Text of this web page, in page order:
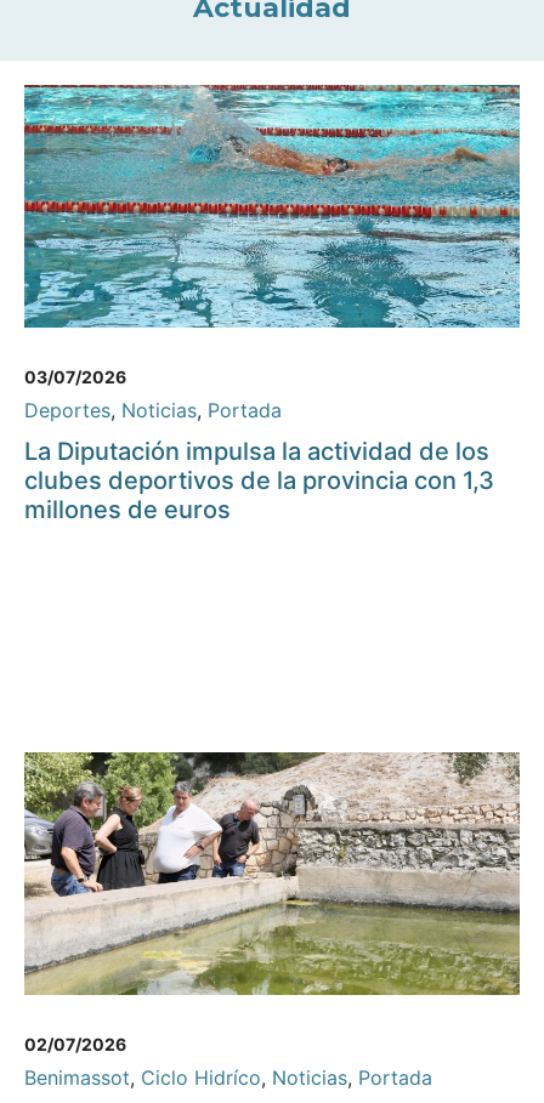
Actualidad
03/07/2026
Deportes, Noticias, Portada
La Diputación impulsa la actividad de los
clubes deportivos de la provincia con 1,3
millones de euros
02/07/2026
Benimassot, Ciclo Hidríco, Noticias, Portada